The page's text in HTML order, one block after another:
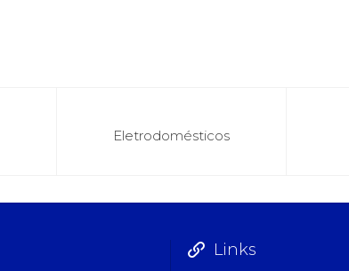
Eletrodomésticos
Links